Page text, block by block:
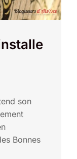
son
Bonnes